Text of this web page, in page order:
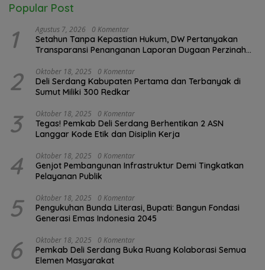
Popular Post
1 Agustus 7, 2026 0 Komentar
Setahun Tanpa Kepastian Hukum, DW Pertanyakan
Transparansi Penanganan Laporan Dugaan Perzinahan
2 Oktober 18, 2025 0 Komentar
Deli Serdang Kabupaten Pertama dan Terbanyak di
Sumut Miliki 300 Redkar
3 Oktober 18, 2025 0 Komentar
Tegas! Pemkab Deli Serdang Berhentikan 2 ASN
Langgar Kode Etik dan Disiplin Kerja
4 Oktober 18, 2025 0 Komentar
Genjot Pembangunan Infrastruktur Demi Tingkatkan
Pelayanan Publik
5 Oktober 18, 2025 0 Komentar
Pengukuhan Bunda Literasi, Bupati: Bangun Fondasi
Generasi Emas Indonesia 2045
6 Oktober 18, 2025 0 Komentar
Pemkab Deli Serdang Buka Ruang Kolaborasi Semua
Elemen Masyarakat